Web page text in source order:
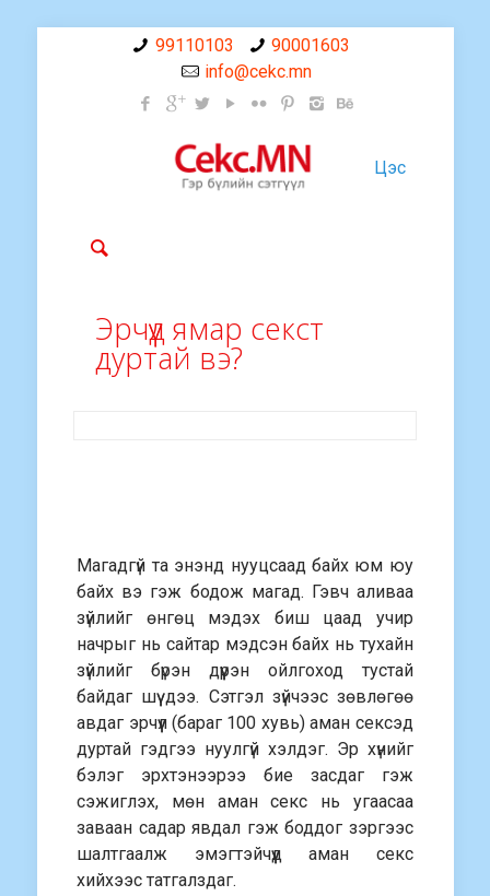
99110103
90001603
info@cekc.mn
Цэс
Эрчүүд ямар секст
дуртай вэ?
Магадгүй та энэнд нууцсаад байх юм юу
байх вэ гэж бодож магад. Гэвч аливаа
зүйлийг өнгөц мэдэх биш цаад учир
начрыг нь сайтар мэдсэн байх нь тухайн
зүйлийг бүрэн дүүрэн ойлгоход тустай
байдаг шүү дээ. Сэтгэл зүйчээс зөвлөгөө
авдаг эрчүүл (бараг 100 хувь) аман сексэд
дуртай гэдгээ нуулгүй хэлдэг. Эр хүнийг
бэлэг эрхтэнээрээ бие засдаг гэж
сэжиглэх, мөн аман секс нь угаасаа
заваан садар явдал гэж боддог зэргээс
шалтгаалж эмэгтэйчүүд аман секс
хийхээс татгалздаг.